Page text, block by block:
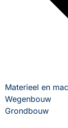
Materieel en
Wegenbouw
Grondbouw